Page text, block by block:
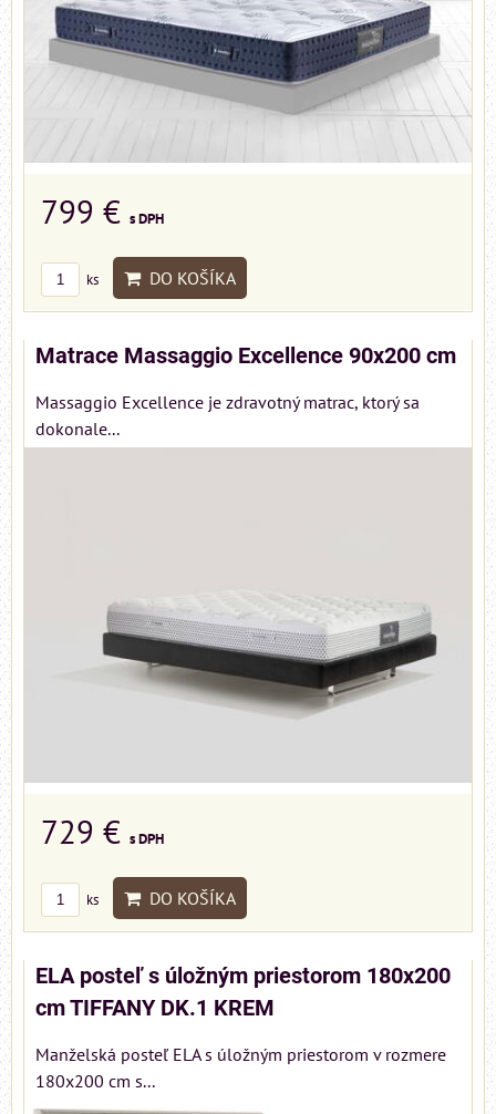
799 € s DPH
ks DO KOŠÍKA
Matrace Massaggio Excellence 90x200 cm
Massaggio Excellence je zdravotný matrac, ktorý sa
dokonale...
729 € s DPH
ks DO KOŠÍKA
ELA posteľ s úložným priestorom 180x200
cm TIFFANY DK.1 KREM
Manželská posteľ ELA s úložným priestorom v rozmere
180x200 cm s...